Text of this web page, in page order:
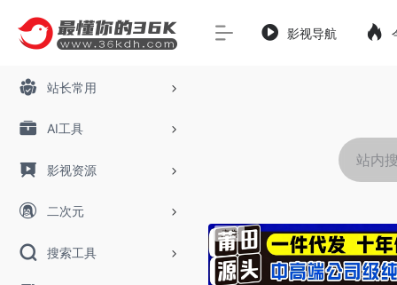
站长常用
AI工具
影视资源
二次元
搜索工具
影视导航